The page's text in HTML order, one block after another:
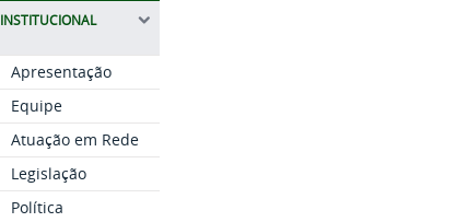
INSTITUCIONAL
Apresentação
Equipe
Atuação em Rede
Legislação
Política